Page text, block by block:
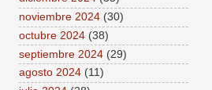
noviembre 2024 (30)
octubre 2024 (38)
septiembre 2024 (29)
agosto 2024 (11)